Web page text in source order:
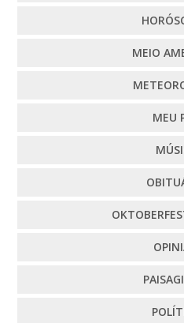
MEIO
MEU